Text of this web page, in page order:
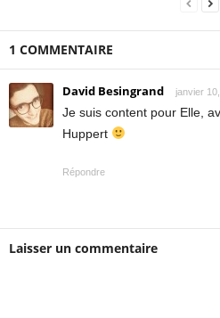
1 COMMENTAIRE
David Besingrand janvier
Je suis content pour Elle,
Huppert
Répondre
Laisser un commentaire